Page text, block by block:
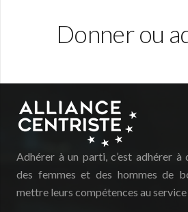
Donner ou
Adhérer à un parti, c’est adhérer à
des femmes et des hommes de
mettre leurs compétences au service